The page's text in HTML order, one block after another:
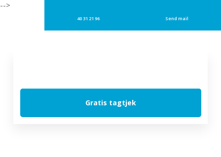
-->
40 31 21 96 Send mail
Gratis tagtjek